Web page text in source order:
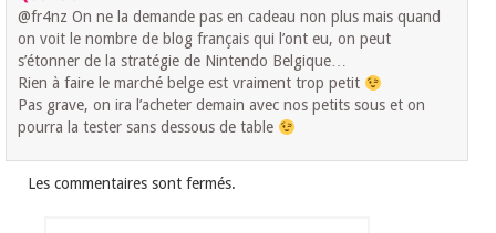
@fr4nz On ne la demande pas en cadeau non plus mais quand
on voit le nombre de blog français qui l’ont eu, on peut
s’étonner de la stratégie de Nintendo Belgique…
Rien à faire le marché belge est vraiment trop petit
Pas grave, on ira l’acheter demain avec nos petits sous et on
pourra la tester sans dessous de table
Les commentaires sont fermés.